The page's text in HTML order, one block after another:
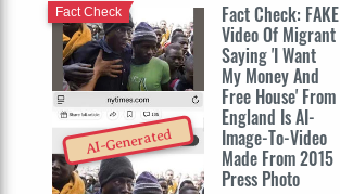
AI-Generated
Fact Check: FAKE
Video Of Migrant
Saying 'I Want
My Money And
Free House' From
England Is AI-
Image-To-Video
Made From 2015
Press Photo
Fact Check